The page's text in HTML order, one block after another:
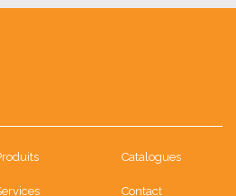
Catalogues
Contact